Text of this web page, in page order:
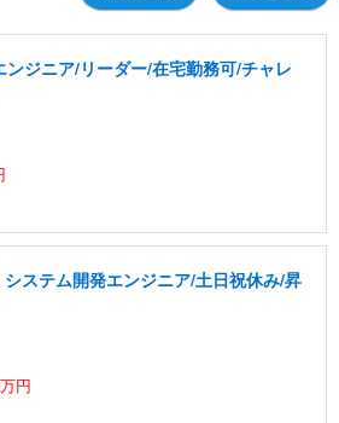
ジニア/リーダー/在宅勤務可/チャレ
システム開発エンジニア/土日祝休み/昇
円